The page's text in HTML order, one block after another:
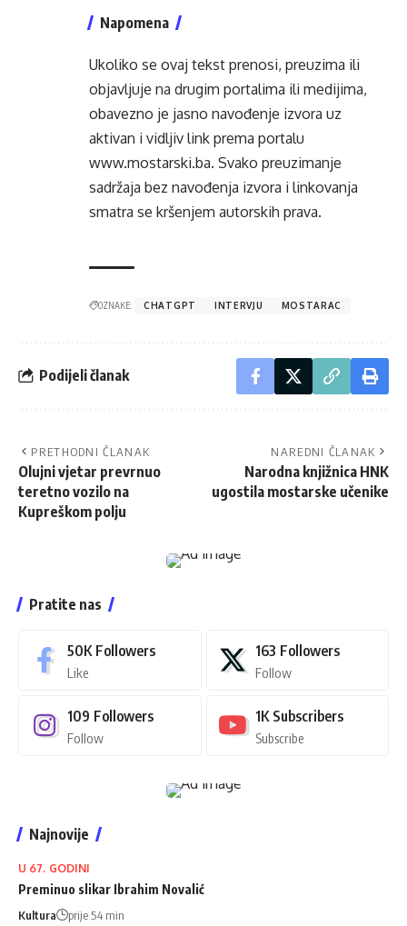
Napomena
Ukoliko se ovaj tekst prenosi, preuzima ili
objavljuje na drugim portalima ili medijima,
obavezno je jasno navođenje izvora uz
aktivan i vidljiv link prema portalu
www.mostarski.ba. Svako preuzimanje
sadržaja bez navođenja izvora i linkovanja
smatra se kršenjem autorskih prava.
OZNAKE: CHATGPT INTERVJU MOSTARAC
Podijeli članak
PRETHODNI ČLANAK
Olujni vjetar prevrnuo
teretno vozilo na
Kupreškom polju
NAREDNI ČLANAK
Narodna knjižnica HNK
ugostila mostarske učenike
Pratite nas
50K Followers
Like
163 Followers
Follow
109 Followers
Follow
1K Subscribers
Subscribe
Najnovije
U 67. GODINI
Preminuo slikar Ibrahim Novalić
Kultura prije 54 min